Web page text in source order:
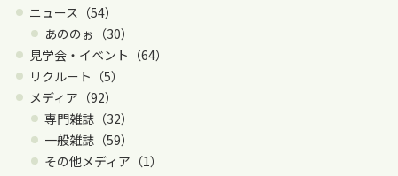
ニュース（54）
あののぉ（30）
見学会・イベント（64）
リクルート（5）
メディア（92）
専門雑誌（32）
一般雑誌（59）
その他メディア（1）